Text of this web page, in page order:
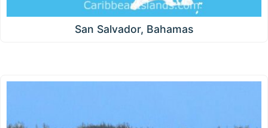
San Salvador, Bahamas